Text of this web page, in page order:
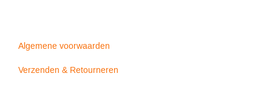
Algemene voorwaarden
Verzenden & Retourneren